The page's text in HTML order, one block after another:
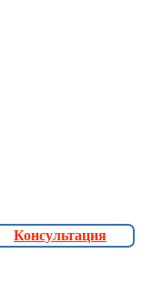
Консультация